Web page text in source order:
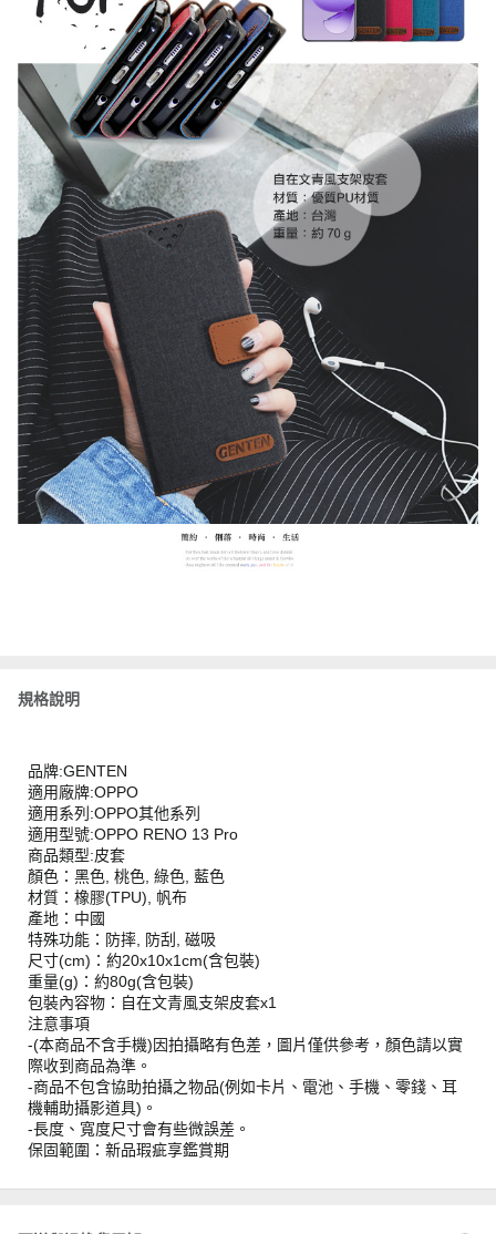
規格說明
品牌:GENTEN
適用廠牌:OPPO
適用系列:OPPO其他系列
適用型號:OPPO RENO 13 Pro
商品類型:皮套
顏色：黑色, 桃色, 綠色, 藍色
材質：橡膠(TPU), 帆布
產地：中國
特殊功能：防摔, 防刮, 磁吸
尺寸(cm)：約20x10x1cm(含包裝)
重量(g)：約80g(含包裝)
包裝內容物：自在文青風支架皮套x1
注意事項
-(本商品不含手機)因拍攝略有色差，圖片僅供參考，顏色請以實
際收到商品為準。
-商品不包含協助拍攝之物品(例如卡片、電池、手機、零錢、耳
機輔助攝影道具)。
-長度、寬度尺寸會有些微誤差。
保固範圍：新品瑕疵享鑑賞期